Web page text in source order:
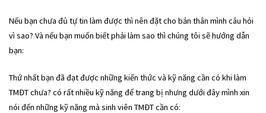
Nếu bạn chưa đủ tự tin làm được thì nên đặt cho bản thân mình câu hỏi
vì sao? Và nếu bạn muốn biết phải làm sao thì chúng tôi sẽ hướng dẫn
bạn:
Thứ nhất bạn đã đạt được những kiến thức và kỹ năng cần có khi làm
TMĐT chưa? có rất nhiều kỹ năng để trang bị nhưng dưới đây mình xin
nói đến những kỹ năng mà sinh viên TMĐT cần có: